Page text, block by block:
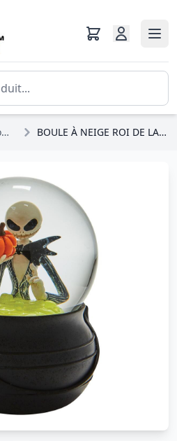
L'étrange Noël De Monsieur Jack BOULE À NEIGE ROI DE LA CITROUILLE - DISNEY DEPT.56